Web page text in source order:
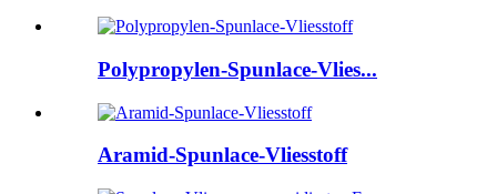
Polypropylen-Spunlace-Vlies...
Aramid-Spunlace-Vliesstoff